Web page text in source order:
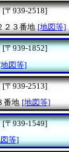
[〒939-2518]
２３番地 [地図等]
[〒939-1852]
図等]
[〒939-2513]
番地 [地図等]
[〒939-1549]
等]